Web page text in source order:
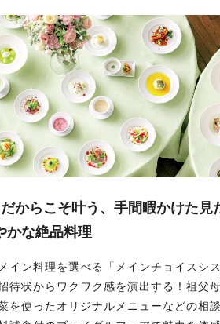
からこそ叶う、手間暇かけた見
かな絶品料理
イン料理を選べる「メインチョイスシ
待状からワクワク感を演出する！祖父
を使ったオリジナルメニューなどの相